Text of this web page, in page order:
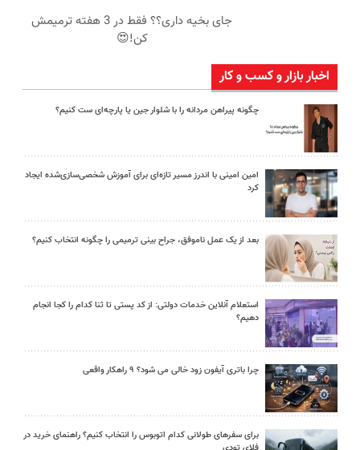
جای بخیه داری؟؟ فقط در 3 هفته ترمیمش
کن!😍
اخبار بازار و کسب و کار
چگونه پیراهن مردانه را با شلوار جین یا پارچه‌ای ست کنیم؟
امین امینی با اندرز مسیر تازه‌ای برای آموزش شخصی‌سازی‌شده ایجاد
کرد
بعد از یک عمل ناموفق، جراح بینی ترمیمی را چگونه انتخاب کنیم؟
استعلام آنلاین خدمات دولتی: از کد پستی تا ثنا کدام را کجا انجام
دهیم؟
چرا باتری آیفون زود خالی می شود؟ ۹ راهکار واقعی
برای سفرهای طولانی کدام اتوبوس را انتخاب کنیم؟ راهنمای خرید در